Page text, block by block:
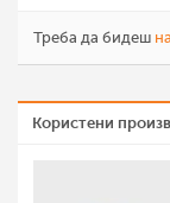
Треба да бидеш
Користени